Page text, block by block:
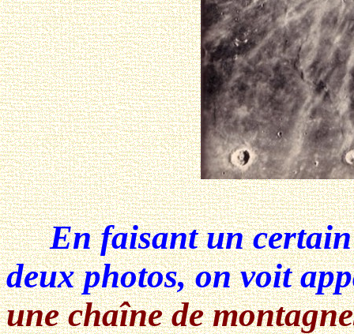
En faisant un certain
deux photos, on voit
une chaîne de